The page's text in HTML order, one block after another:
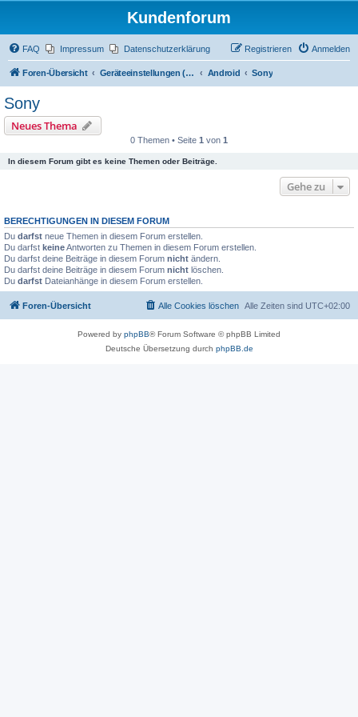
Kundenforum
FAQ Impressum Datenschutzerklärung Anmelden
Registrieren
Foren-Übersicht Geräteeinstellungen (Zugriff über Passwort "alamos") Android Sony
Sony
Neues Thema
0 Themen • Seite 1 von 1
In diesem Forum gibt es keine Themen oder Beiträge.
Gehe zu
BERECHTIGUNGEN IN DIESEM FORUM
Du darfst neue Themen in diesem Forum erstellen.
Du darfst keineAntworten zu Themen in diesem Forum erstellen.
Du darfst deine Beiträge in diesem Forum nicht ändern.
Du darfst deine Beiträge in diesem Forum nicht löschen.
Du darfst Dateianhänge in diesem Forum erstellen.
Foren-Übersicht Alle Zeiten sind UTC+02:00
Alle Cookies löschen
Powered by phpBB® Forum Software © phpBB Limited
Deutsche Übersetzung durch phpBB.de